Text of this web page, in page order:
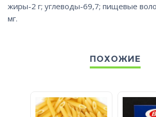
жиры-2 г; углеводы-69,7; пищевые
мг.
ПОХОЖИЕ